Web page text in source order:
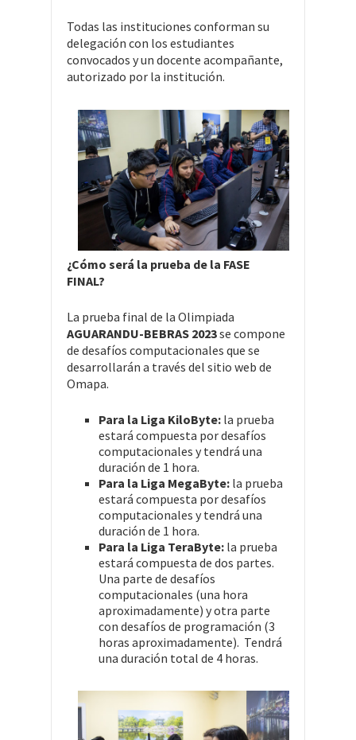
Todas las instituciones conforman su
delegación con los estudiantes
convocados y un docente acompañante,
autorizado por la institución.
¿Cómo será la prueba de la FASE
FINAL?
La prueba final de la Olimpiada
AGUARANDU-BEBRAS 2023se compone
de desafíos computacionales que se
desarrollarán a través del sitio web de
Omapa.
Para la Liga KiloByte: la prueba
estará compuesta por desafíos
computacionales y tendrá una
duración de 1 hora.
Para la Liga MegaByte: la prueba
estará compuesta por desafíos
computacionales y tendrá una
duración de 1 hora.
Para la Liga TeraByte: la prueba
estará compuesta de dos partes.
Una parte de desafíos
computacionales (una hora
aproximadamente) y otra parte
con desafíos de programación (3
horas aproximadamente). Tendrá
una duración total de 4 horas.